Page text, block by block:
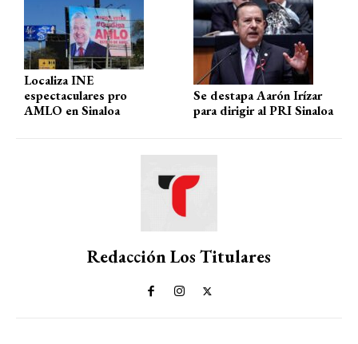
Localiza INE
espectaculares pro
AMLO en Sinaloa
Se destapa Aarón Irízar
para dirigir al PRI Sinaloa
Redacción Los Titulares